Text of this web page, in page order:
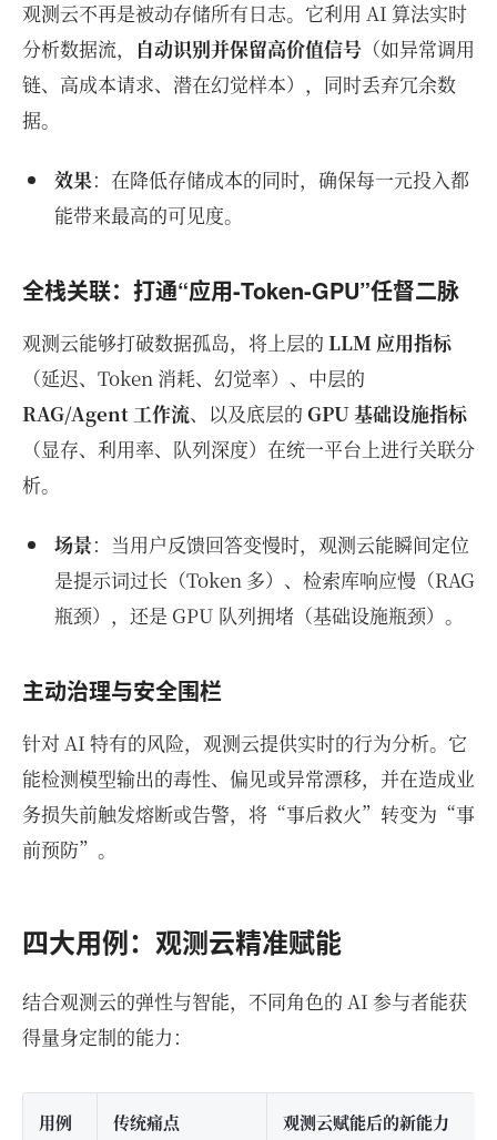
观测云不再是被动存储所有日志。它利用 AI 算法实时
分析数据流，
自动识别并保留高价值信号 （如异常调用
链、高成本请求、潜在幻觉样本），同时丢弃冗余数
据。
效果：在降低存储成本的同时，确保每一元投入都
能带来最高的可见度。
全栈关联：打通“应用-Token-GPU”任督二脉
观测云能够打破数据孤岛，将上层的 LLM 应用指标
（延迟、Token 消耗、幻觉率）、中层的
RAG/Agent 工作流、以及底层的 GPU 基础设施指标
（显存、利用率、队列深度）在统一平台上进行关联分
析。
场景：当用户反馈回答变慢时，观测云能瞬间定位
是提示词过长（Token 多）、检索库响应慢（RAG
瓶颈），还是 GPU 队列拥堵（基础设施瓶颈）。
主动治理与安全围栏
针对 AI 特有的风险，观测云提供实时的行为分析。它
能检测模型输出的毒性、偏见或异常漂移，并在造成业
务损失前触发熔断或告警，将“事后救火”转变为“事
前预防”。
四大用例：观测云精准赋能
结合观测云的弹性与智能，不同角色的 AI 参与者能获
得量身定制的能力：
用例
传统痛点 观测云赋能后的新能力